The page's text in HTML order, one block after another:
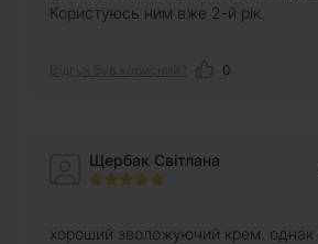
Користуюсь ним вже 2-й рік.
0
Щербак Світлана
хороший зволожуючий крем. однак